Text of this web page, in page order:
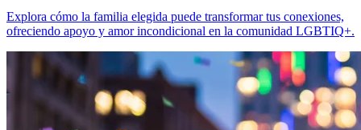
Explora cómo la familia elegida puede transformar tus conexiones,
ofreciendo apoyo y amor incondicional en la comunidad LGBTIQ+.